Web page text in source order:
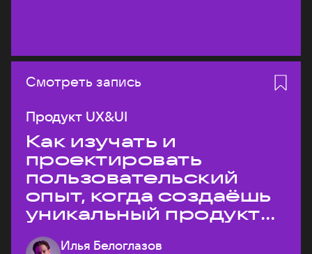
Смотреть запись
Продукт UX&UI
Как изучать и
проектировать
пользовательский
опыт, когда создаёшь
уникальный продукт
на рынке?
Илья Белоглазов